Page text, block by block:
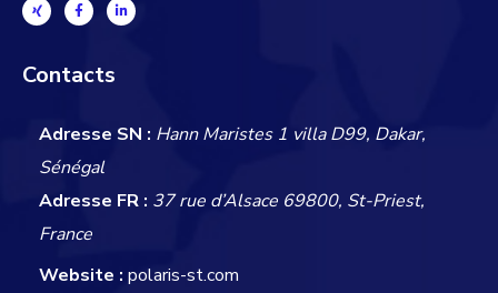
Contacts
Adresse SN : Hann Maristes 1 villa D99, Dakar,
Sénégal
Adresse FR : 37 rue d’Alsace 69800, St-Priest,
France
Website : polaris-st.com